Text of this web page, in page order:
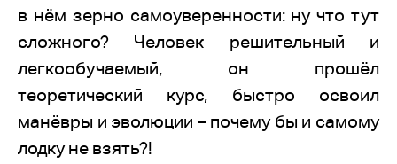
в нём зерно самоуверенности: ну что тут
сложного? Человек решительный и
легкообучаемый, он прошёл
теоретический курс, быстро освоил
манёвры и эволюции – почему бы и самому
лодку не взять?!